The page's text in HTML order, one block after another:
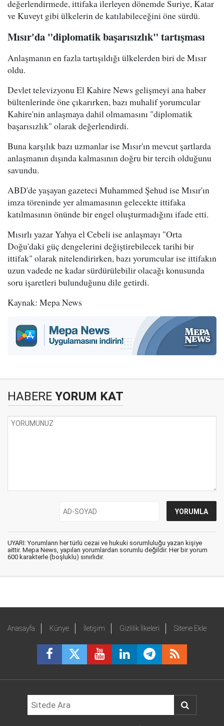
değerlendirmede, ittifaka ilerleyen dönemde Suriye, Katar
ve Kuveyt gibi ülkelerin de katılabileceğini öne sürdü.
Mısır'da "diplomatik başarısızlık" tartışması
Anlaşmanın en fazla tartışıldığı ülkelerden biri de Mısır
oldu.
Devlet televizyonu El Kahire News gelişmeyi ana haber
bültenlerinde öne çıkarırken, bazı muhalif yorumcular
Kahire'nin anlaşmaya dahil olmamasını "diplomatik
başarısızlık" olarak değerlendirdi.
Buna karşılık bazı uzmanlar ise Mısır'ın mevcut şartlarda
anlaşmanın dışında kalmasının doğru bir tercih olduğunu
savundu.
ABD'de yaşayan gazeteci Muhammed Şehud ise Mısır'ın
imza töreninde yer almamasının gelecekte ittifaka
katılmasının önünde bir engel oluşturmadığını ifade etti.
Mısırlı yazar Yahya el Cebeli ise anlaşmayı "Orta
Doğu'daki güç dengelerini değiştirebilecek tarihi bir
ittifak" olarak nitelendirirken, bazı yorumcular ise ittifakın
uzun vadede ne kadar sürdürülebilir olacağı konusunda
soru işaretleri bulunduğunu dile getirdi.
Kaynak: Mepa News
HABERE YORUM KAT
UYARI: Yorumların her türlü cezai ve hukuki sorumluluğu yazan kişiye
aittir. Mepa News, yapılan yorumlardan sorumlu değildir. Her bir yorum
600 karakterle (boşluklu) sınırlıdır.
Anasayfa Künye İletişim Gizlilik İlkeleri Sitene Ekle